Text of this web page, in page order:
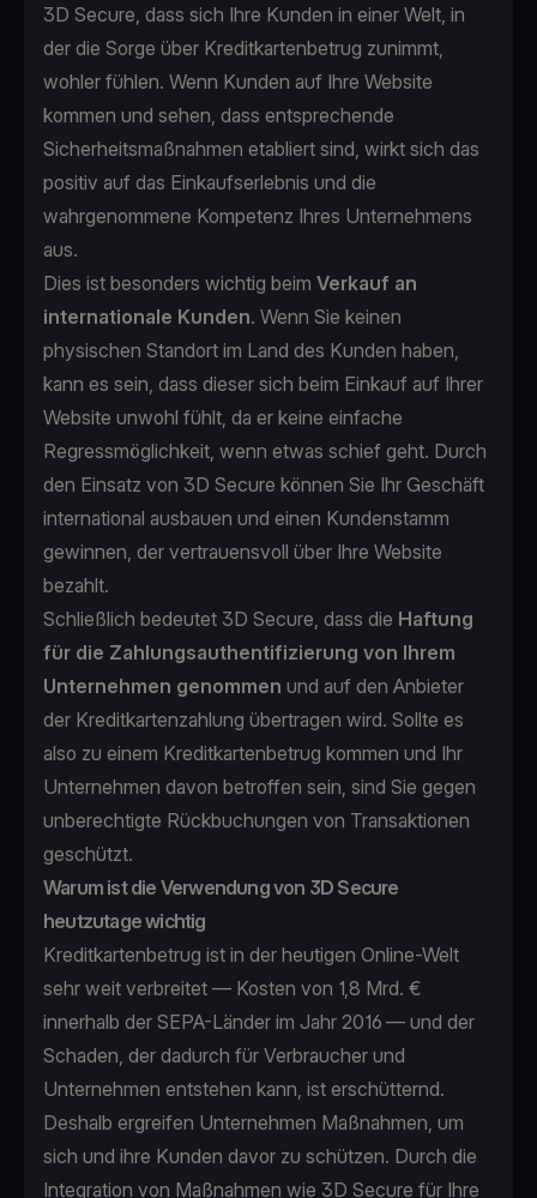
3D Secure, dass sich Ihre Kunden in einer Welt, in
der die Sorge über Kreditkartenbetrug zunimmt,
wohler fühlen. Wenn Kunden auf Ihre Website
kommen und sehen, dass entsprechende
Sicherheitsmaßnahmen etabliert sind, wirkt sich das
positiv auf das Einkaufserlebnis und die
wahrgenommene Kompetenz Ihres Unternehmens
aus.
Dies ist besonders wichtig beim Verkauf an
internationale Kunden. Wenn Sie keinen
physischen Standort im Land des Kunden haben,
kann es sein, dass dieser sich beim Einkauf auf Ihrer
Website unwohl fühlt, da er keine einfache
Regressmöglichkeit, wenn etwas schief geht. Durch
den Einsatz von 3D Secure können Sie Ihr Geschäft
international ausbauen und einen Kundenstamm
gewinnen, der vertrauensvoll über Ihre Website
bezahlt.
Schließlich bedeutet 3D Secure, dass die Haftung
für die Zahlungsauthentifizierung von Ihrem
Unternehmen genommen und auf den Anbieter
der Kreditkartenzahlung übertragen wird. Sollte es
also zu einem Kreditkartenbetrug kommen und Ihr
Unternehmen davon betroffen sein, sind Sie gegen
unberechtigte Rückbuchungen von Transaktionen
geschützt.
Warum ist die Verwendung von 3D Secure
heutzutage wichtig
Kreditkartenbetrug ist in der heutigen Online-Welt
sehr weit verbreitet — Kosten von 1,8 Mrd. €
innerhalb der SEPA-Länder im Jahr 2016 — und der
Schaden, der dadurch für Verbraucher und
Unternehmen entstehen kann, ist erschütternd.
Deshalb ergreifen Unternehmen Maßnahmen, um
sich und ihre Kunden davor zu schützen. Durch die
Integration von Maßnahmen wie 3D Secure für Ihre